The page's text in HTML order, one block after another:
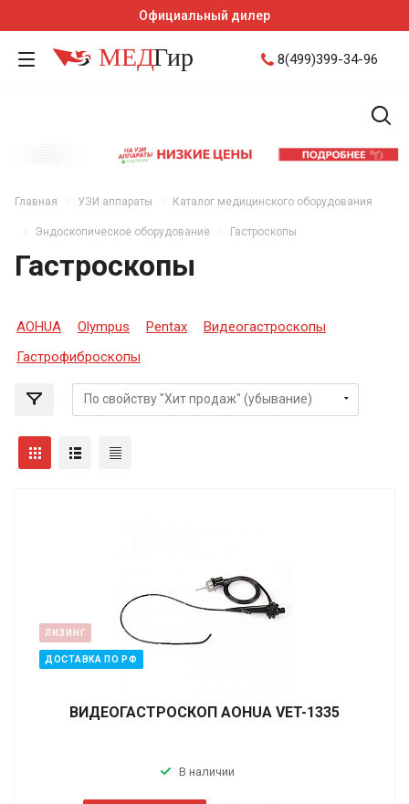
Официальный дилер
8(499)399-34-96
Главная УЗИ аппараты Каталог медицинского оборудования
Эндоскопическое оборудование Гастроскопы
Гастроскопы
AOHUA Olympus Pentax
Видеогастроскопы
Гастрофиброскопы
ЛИЗИНГ
ДОСТАВКА ПО РФ
ВИДЕОГАСТРОСКОП AOHUA VET-1335
В наличии